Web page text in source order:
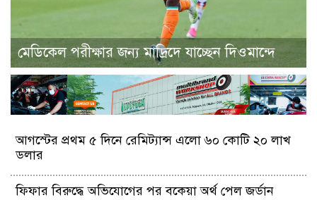
মেডিকেল পরীক্ষার জন্য মাদ্রিদে যাচ্ছেন দিওমান্দে
আগস্টের প্রথম ৫ দিনে রেমিট্যান্স এলো ৬০ কোটি ২০ লাখ
ডলার
ফিফার বিরুদ্ধে অভিযোগের পর বকেয়া অর্থ পেল জর্ডান